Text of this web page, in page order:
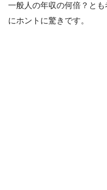
一般人の年収の何倍？と
にホントに驚きです。